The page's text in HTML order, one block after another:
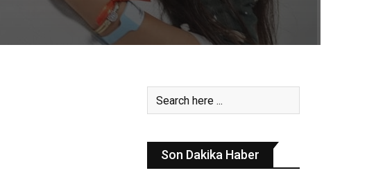
Son Dakika Haber